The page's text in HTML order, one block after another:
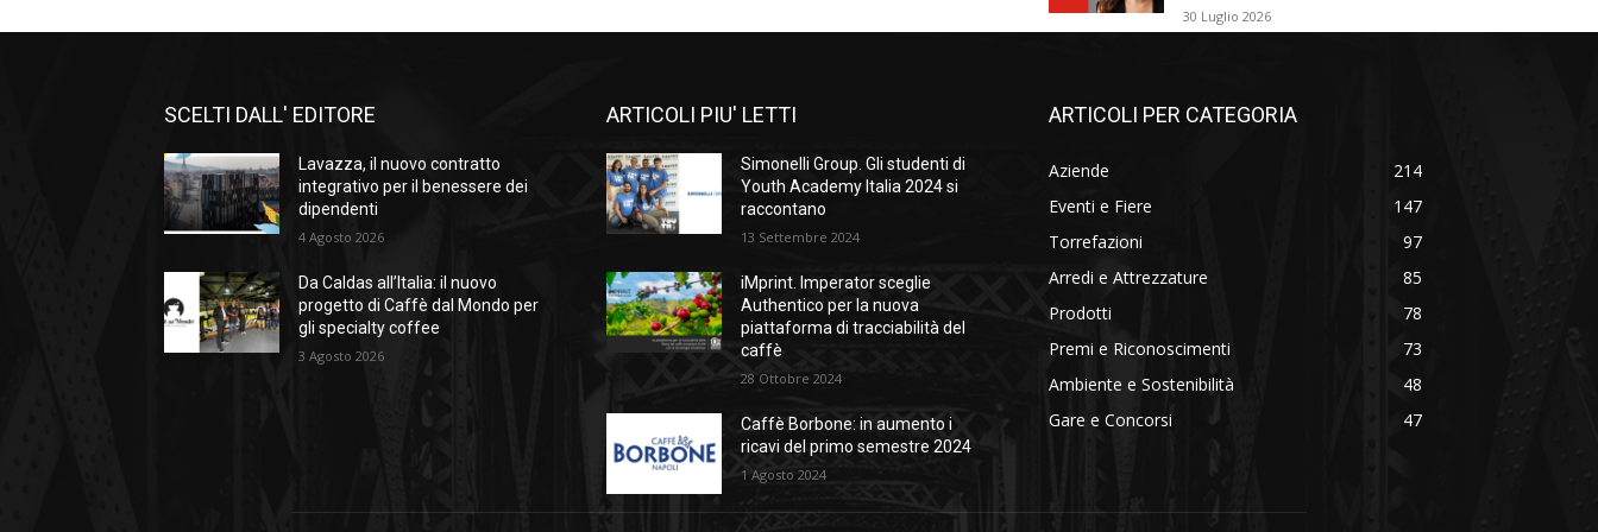
30 Luglio 2026
SCELTI DALL' EDITORE
Lavazza, il nuovo contratto
integrativo per il benessere dei
dipendenti
4 Agosto 2026
Da Caldas all’Italia: il nuovo
progetto di Caffè dal Mondo per
gli specialty coffee
3 Agosto 2026
ARTICOLI PIU' LETTI
Simonelli Group. Gli studenti di
Youth Academy Italia 2024 si
raccontano
13 Settembre 2024
iMprint. Imperator sceglie
Authentico per la nuova
piattaforma di tracciabilità del
caffè
28 Ottobre 2024
Caffè Borbone: in aumento i
ricavi del primo semestre 2024
1 Agosto 2024
ARTICOLI PER CATEGORIA
Aziende
214
Eventi e Fiere
147
Torrefazioni
97
Arredi e Attrezzature
85
Prodotti
78
Premi e Riconoscimenti
73
Ambiente e Sostenibilità
48
Gare e Concorsi
47